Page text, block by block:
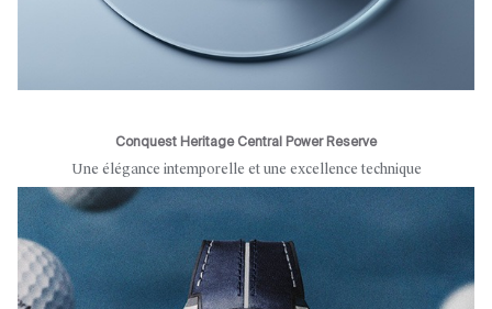
Conquest Heritage Central Power Reserve
Une élégance intemporelle et une excellence technique